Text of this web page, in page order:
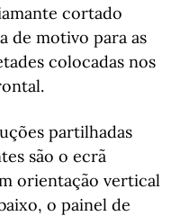
cortado
de motivo para as
colocadas nos
partilhadas
são o ecrã
orientação vertical
o painel de